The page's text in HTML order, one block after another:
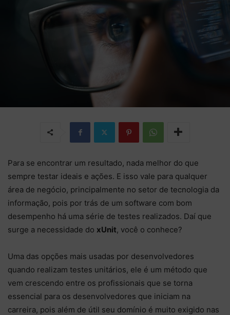
Para se encontrar um resultado, nada melhor do que
sempre testar ideais e ações. E isso vale para qualquer
área de negócio, principalmente no setor de tecnologia da
informação, pois por trás de um software com bom
desempenho há uma série de testes realizados. Daí que
surge a necessidade do xUnit, você o conhece?
Uma das opções mais usadas por desenvolvedores
quando realizam testes unitários, ele é um método que
vem crescendo entre os profissionais que se torna
essencial para os desenvolvedores que iniciam na
carreira, pois além de útil seu domínio é muito exigido nas